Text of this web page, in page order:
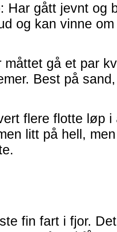
Har gått jevnt og
og kan vinne
måttet gå et par
Best på
flere flotte løp i
litt på hell,
fin fart i fjor.